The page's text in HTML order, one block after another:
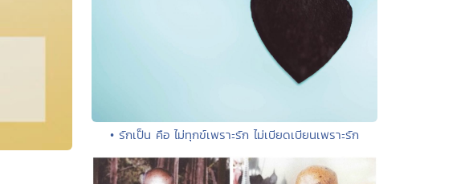
• รักเป็น คือ ไม่ทุกข์เพราะรัก ไม่เบียดเบียนเพราะรัก